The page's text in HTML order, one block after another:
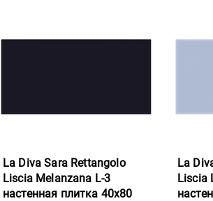
La Diva Sara Rettangolo
Liscia Melanzana L-3
настенная плитка 40x80
La
Liscia